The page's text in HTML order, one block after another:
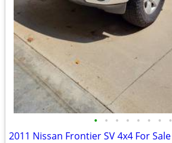
• • • • • • • •
2011 Nissan Frontier SV 4x4 For Sale